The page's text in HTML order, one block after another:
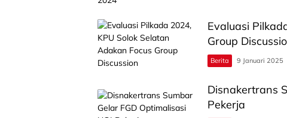
Evaluasi
Group
Berita 9 Januari 2025
Disnakertrans
Pekerja